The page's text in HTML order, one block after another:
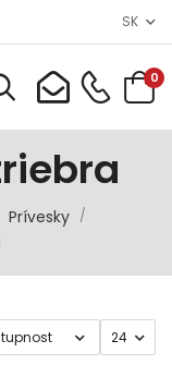
SK
0
Prívesky /